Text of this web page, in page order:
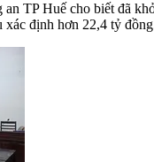
TP Huế cho biết đã
xác định hơn 22,4 tỷ